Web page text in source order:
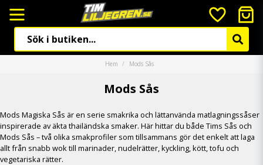
Hem Mods Sås
Mods Sås
Mods Magiska Sås är en serie smakrika och lättanvända matlagningssåser
inspirerade av äkta thailändska smaker. Här hittar du både Tims Sås och
Mods Sås – två olika smakprofiler som tillsammans gör det enkelt att laga
allt från snabb wok till marina­der, nudelrätter, kyckling, kött, tofu och
vegetariska rätter.